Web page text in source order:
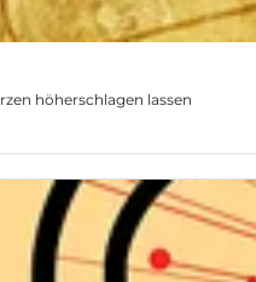
höherschlagen lassen